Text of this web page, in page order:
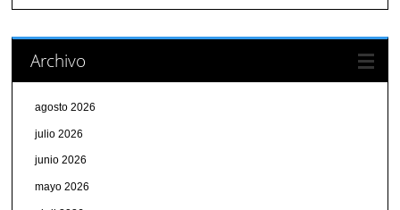
Archivo
agosto 2026
julio 2026
junio 2026
mayo 2026